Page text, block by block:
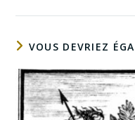
VOUS DEVRIEZ